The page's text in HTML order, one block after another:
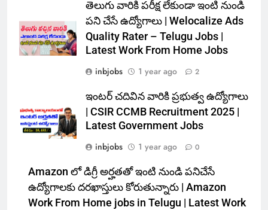
తెలుగు వారికి పరీక్ష లేకుండా ఇంటి నుండి
పని చేసే ఉద్యోగాలు | Welocalize Ads
Quality Rater – Telugu Jobs |
Latest Work From Home Jobs
inbjobs
1 year ago 2
ఇంటర్ చదివిన వారికి ప్రభుత్వ ఉద్యోగాలు
| CSIR CCMB Recruitment 2025 |
Latest Government Jobs
inbjobs
1 year ago 0
Amazon లో డిగ్రీ అర్హతతో ఇంటి నుండి పనిచేసే
ఉద్యోగాలకు దరఖాస్తులు కోరుతున్నారు | Amazon
Work From Home jobs in Telugu | Latest Work